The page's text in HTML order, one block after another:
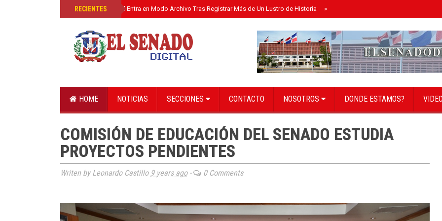
RECIENTES
»El Senado Digital Entra en Modo Archivo Tras Registrar Más de Un Lustro de Historia » Senado instala bufete directivo para el
HOME NOTICIAS SECCIONES CONTACTO NOSOTROS DONDE ESTAMOS?
COMISIÓN DE EDUCACIÓN DEL SENADO ESTUDIA
PROYECTOS PENDIENTES
Writen by Leonardo Castillo 9 years ago- 0 Comments